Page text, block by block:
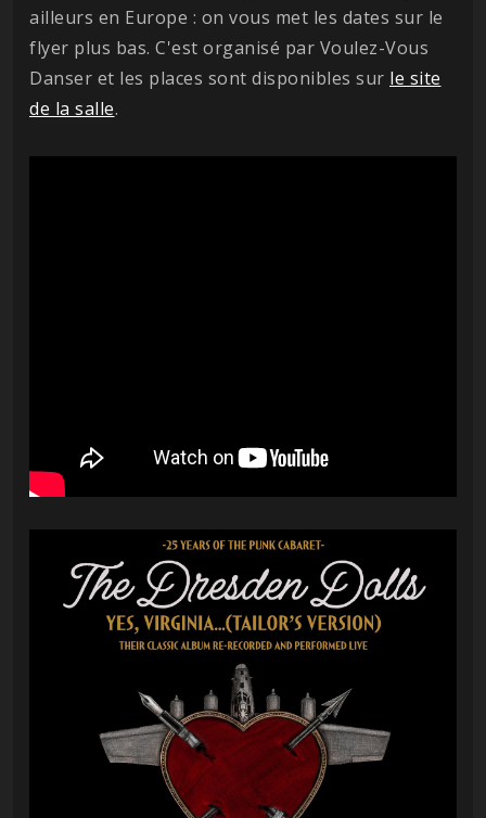
ailleurs en Europe : on vous met les dates sur le
flyer plus bas. C'est organisé par Voulez-Vous
Danser et les places sont disponibles sur le site
de la salle.